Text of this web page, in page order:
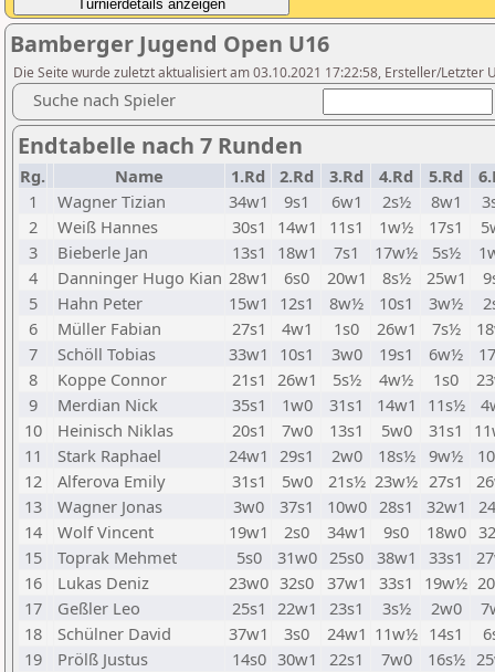
Bamberger Jugend Open U16
Die Seite wurde zuletzt aktualisiert am 03.10.2021 17:22:58, Ersteller/Letzter
Suche nach Spieler
Endtabelle nach 7 Runden
Rg. Name 1.Rd 2.Rd 3.Rd 4.Rd 5.Rd
1
Wagner Tizian 34w1 9s1 6w1 2s½ 8w1
2
Weiß Hannes 30s1 14w1 11s1 1w½ 17s1
3
Bieberle Jan 13s1 18w1 7s1 17w½ 5s½
4
Danninger Hugo Kian 28w1 6s0 20w1 8s½ 25w1
5
Hahn Peter 15w1 12s1 8w½ 10s1 3w½
6
Müller Fabian 27s1 4w1 1s0 26w1 7s½
7
Schöll Tobias 33w1 10s1 3w0 19s1 6w½
8
Koppe Connor 21s1 26w1 5s½ 4w½ 1s0
9
Merdian Nick 35s1 1w0 31s1 14w1 11s½
10
Heinisch Niklas 20s1 7w0 13s1 5w0 31s1
11
Stark Raphael 24w1 29s1 2w0 18s½ 9w½
12
Alferova Emily 31s1 5w0 21s½ 23w½ 27s1
13
Wagner Jonas 3w0 37s1 10w0 28s1 32w1
14
Wolf Vincent 19w1 2s0 34w1 9s0 18w0
15
Toprak Mehmet 5s0 31w0 25s0 38w1 33s1
16
Lukas Deniz 23w0 32s0 37w1 33s1 19w½
17
Geßler Leo 25s1 22w1 23s1 3s½ 2w0
18
Schülner David 37w1 3s0 24w1 11w½ 14s1
19
Prölß Justus 14s0 30w1 22s1 7w0 16s½